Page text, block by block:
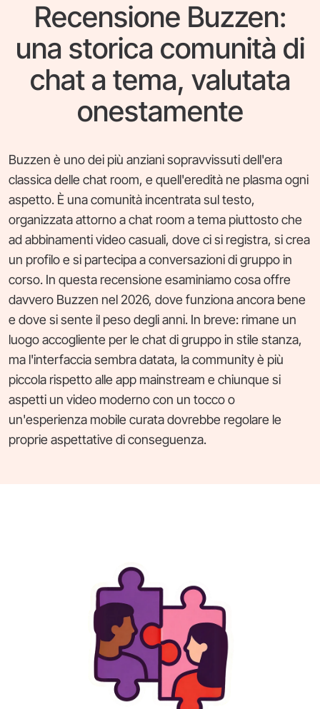
Recensione Buzzen:
una storica comunità di
chat a tema, valutata
onestamente
Buzzen è uno dei più anziani sopravvissuti dell'era
classica delle chat room, e quell'eredità ne plasma ogni
aspetto. È una comunità incentrata sul testo,
organizzata attorno a chat room a tema piuttosto che
ad abbinamenti video casuali, dove ci si registra, si crea
un profilo e si partecipa a conversazioni di gruppo in
corso. In questa recensione esaminiamo cosa offre
davvero Buzzen nel 2026, dove funziona ancora bene
e dove si sente il peso degli anni. In breve: rimane un
luogo accogliente per le chat di gruppo in stile stanza,
ma l'interfaccia sembra datata, la community è più
piccola rispetto alle app mainstream e chiunque si
aspetti un video moderno con un tocco o
un'esperienza mobile curata dovrebbe regolare le
proprie aspettative di conseguenza.